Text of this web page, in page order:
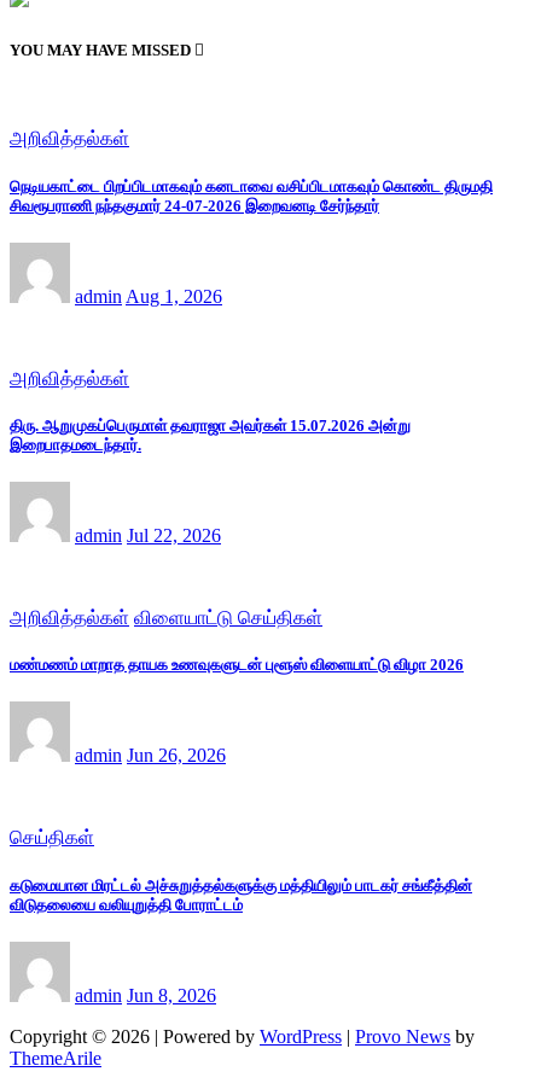
YOU MAY HAVE MISSED
அறிவித்தல்கள்
நெடியகாட்டை பிறப்பிடமாகவும் கனடாவை வசிப்பிடமாகவும் கொண்ட திருமதி
சிவரூபராணி நந்தகுமார் 24-07-2026 இறைவனடி சேர்ந்தார்
admin Aug 1, 2026
அறிவித்தல்கள்
திரு. ஆறுமுகப்பெருமாள் தவராஜா அவர்கள் 15.07.2026 அன்று
இறைபாதமடைந்தார்.
admin Jul 22, 2026
அறிவித்தல்கள் விளையாட்டு செய்திகள்
மண்மணம் மாறாத தாயக உணவுகளுடன் புளூஸ் விளையாட்டு விழா 2026
admin Jun 26, 2026
செய்திகள்
கடுமையான மிரட்டல் அச்சுறுத்தல்களுக்கு மத்தியிலும் பாடகர் சங்கீத்தின்
விடுதலையை வலியுறுத்தி போராட்டம்
admin Jun 8, 2026
Copyright © 2026 | Powered by WordPress | Provo News by
ThemeArile